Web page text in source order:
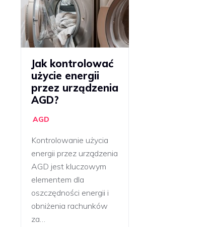
Jak kontrolować
użycie energii
przez urządzenia
AGD?
AGD
Kontrolowanie użycia
energii przez urządzenia
AGD jest kluczowym
elementem dla
oszczędności energii i
obniżenia rachunków
za…